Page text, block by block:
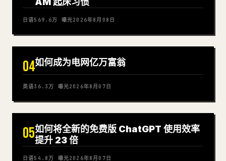
日语569.6万 曝光2026年8月08日
04如何成为电网亿万富翁
英语36.3万 曝光2026年8月07日
05如何将全新的免费版 ChatGPT 使用效率
提升 23 倍
日语54.8万 曝光2026年8月07日